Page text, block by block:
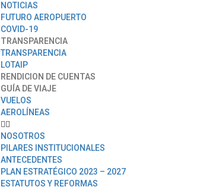
NOTICIAS
FUTURO AEROPUERTO
COVID-19
TRANSPARENCIA
TRANSPARENCIA
LOTAIP
RENDICION DE CUENTAS
GUÍA DE VIAJE
VUELOS
AEROLÍNEAS
NOSOTROS
PILARES INSTITUCIONALES
ANTECEDENTES
PLAN ESTRATÉGICO 2023 – 2027
ESTATUTOS Y REFORMAS